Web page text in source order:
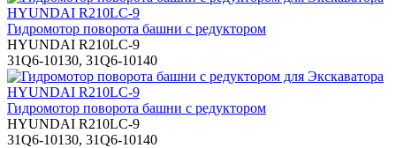
Гидромотор поворота башни с редуктором
HYUNDAI R210LC-9
31Q6-10130, 31Q6-10140
Гидромотор поворота башни с редуктором
HYUNDAI R210LC-9
31Q6-10130, 31Q6-10140